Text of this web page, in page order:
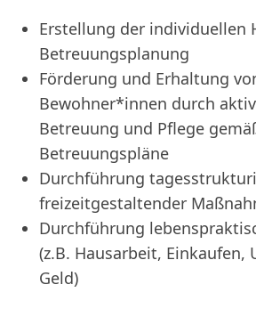
Erstellung der individuellen
Betreuungsplanung
Förderung und Erhaltung
Bewohner*innen durch
Betreuung und Pflege
Betreuungspläne
Durchführung
freizeitgestaltender
Durchführung
(z.B. Hausarbeit, Einkaufen,
Geld)